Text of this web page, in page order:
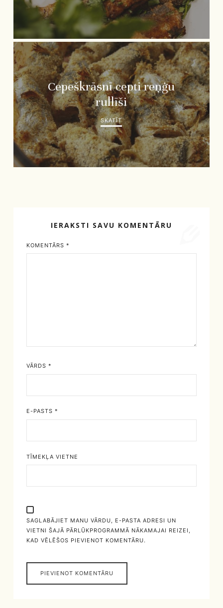
Cepeškrāsnī cepti reņģu
rullīši
SKATĪT
IERAKSTI SAVU KOMENTĀRU
KOMENTĀRS *
VĀRDS *
E-PASTS *
TĪMEKĻA VIETNE
SAGLABĀJIET MANU VĀRDU, E-PASTA ADRESI UN
VIETNI ŠAJĀ PĀRLŪKPROGRAMMĀ NĀKAMAJAI REIZEI,
KAD VĒLĒŠOS PIEVIENOT KOMENTĀRU.